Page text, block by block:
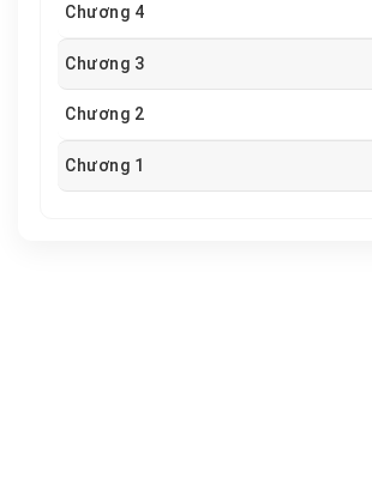
Chương 4
Chương 3
Chương 2
Chương 1